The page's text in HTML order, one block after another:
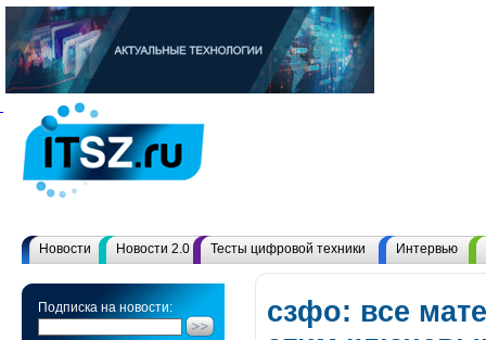
Новости Новости 2.0 Тесты цифровой техники Интервью
Подписка на новости:
сзфо: все